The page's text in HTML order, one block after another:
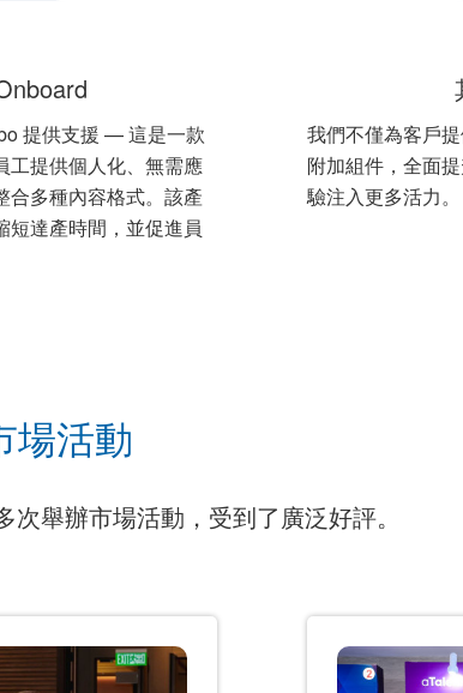
提供支援 — 這是一款
工提供個人化、無需應
合多種內容格式。該產
短達產時間，並促進員
我們不僅為客戶
附加組件，全面
驗注入更多活力。
場活動
舉辦市場活動，受到了廣泛好評。